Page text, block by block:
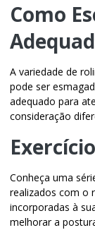
Como
A variedade de
pode ser
adequado para
consideração
Conheça uma
realizados com o
incorporadas à
melhorar a